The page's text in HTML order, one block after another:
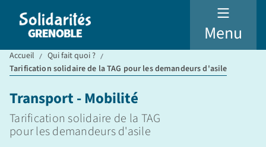
Menu
Accueil
Qui fait quoi ?
Tarification solidaire de la TAG pour les demandeurs d'asile
Transport - Mobilité
Tarification solidaire de la TAG
pour les demandeurs d'asile